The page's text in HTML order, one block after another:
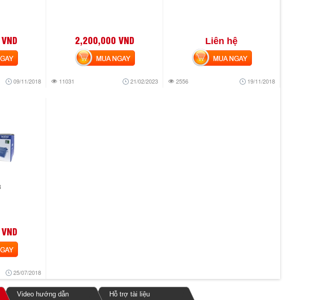
09/11/2018
2,200,000 VND
11031 21/02/2023
MUA NGAY
Liên hệ
2556 19/11/2018
MUA NGAY
25/07/2018
Video hướng dẫn Hỗ trợ tài liệu